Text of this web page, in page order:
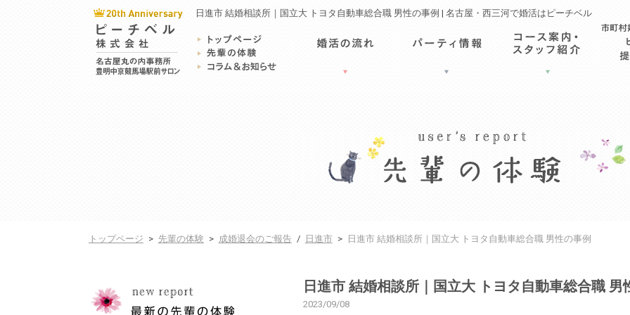
日進市 結婚相談所｜国立大 トヨタ自動車総合職 男性の事例 | 名古屋・西三河で婚活はピーチベル
トップページ > 先輩の体験 > 成婚退会のご報告 / 日進市 > 日進市 結婚相談所｜国立大 トヨタ自動車総合職 男性の事例
日進市 結婚相談所｜国立大 トヨタ自動車総合職 男
2023/09/08